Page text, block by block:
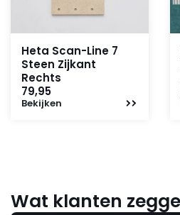
Heta Scan-Line 7
Steen Zijkant
Rechts
79,95
Bekijken
Wat klanten